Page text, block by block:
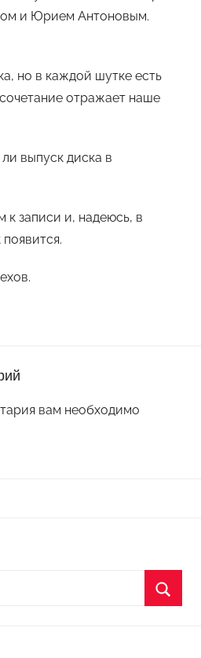
и Юрием Антоновым.
но в каждой шутке есть
отражает наше
выпуск диска в
к записи и, надеюсь, в
вам необходимо